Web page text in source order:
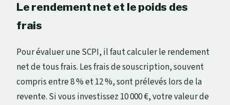
Le rendement net et le poids des
frais
Pour évaluer une SCPI, il faut calculer le rendement
net de tous frais. Les frais de souscription, souvent
compris entre 8 % et 12 %, sont prélevés lors de la
revente. Si vous investissez 10 000 €, votre valeur de